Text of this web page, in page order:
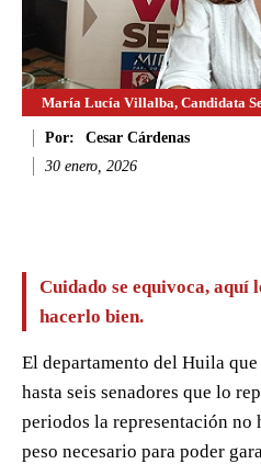
María Lucía Villalba, Candidata
Por:
Cesar Cárdenas
30 enero, 2026
Cuidado se equivoca, aquí
hacerlo bien.
El departamento del Huila
hasta seis senadores que lo
periodos la representación no
peso necesario para poder